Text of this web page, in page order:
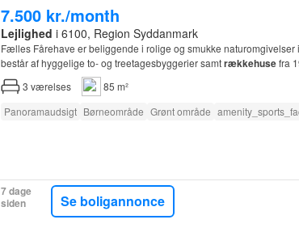
7.500 kr./month
Lejlighed i 6100, Region Syddanmark
Fælles Fårehave er beliggende i rolige og smukke naturomgivelser i
består af hyggelige to- og treetagesbyggerier samtrækkehusefra
3 værelses
85 m²
Panoramaudsigt Børneområde Grønt område
7 dage
siden
Se boligannonce